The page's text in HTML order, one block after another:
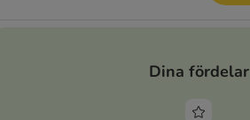
Dina fördelar